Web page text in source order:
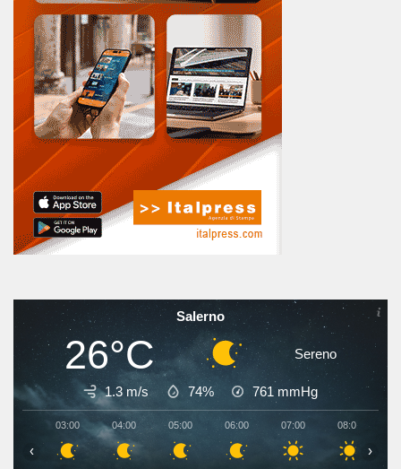
Salerno
26°C Sereno
1.3 m/s 74% 761 mmHg
03:00 04:00 05:00 06:00 07:00 08:00
‹ ›